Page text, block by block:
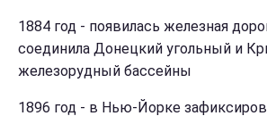
1884 год - появилась железная
соединила Донецкий угольный и
железорудный бассейны
1896 год - в Нью-Йорке